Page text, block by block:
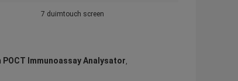
7 duimtouch screen
POCT Immunoassay Analysator,